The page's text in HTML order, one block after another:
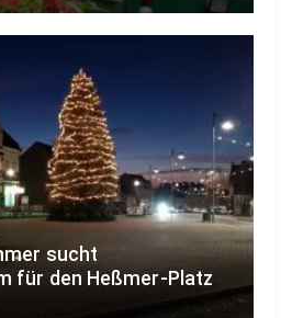
sucht
für den Heßmer-Platz